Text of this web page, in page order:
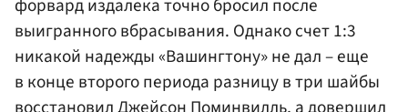
форвард издалека точно бросил после
выигранного вбрасывания. Однако счет 1:3
никакой надежды «Вашингтону» не дал – еще
в конце второго периода разницу в три шайбы